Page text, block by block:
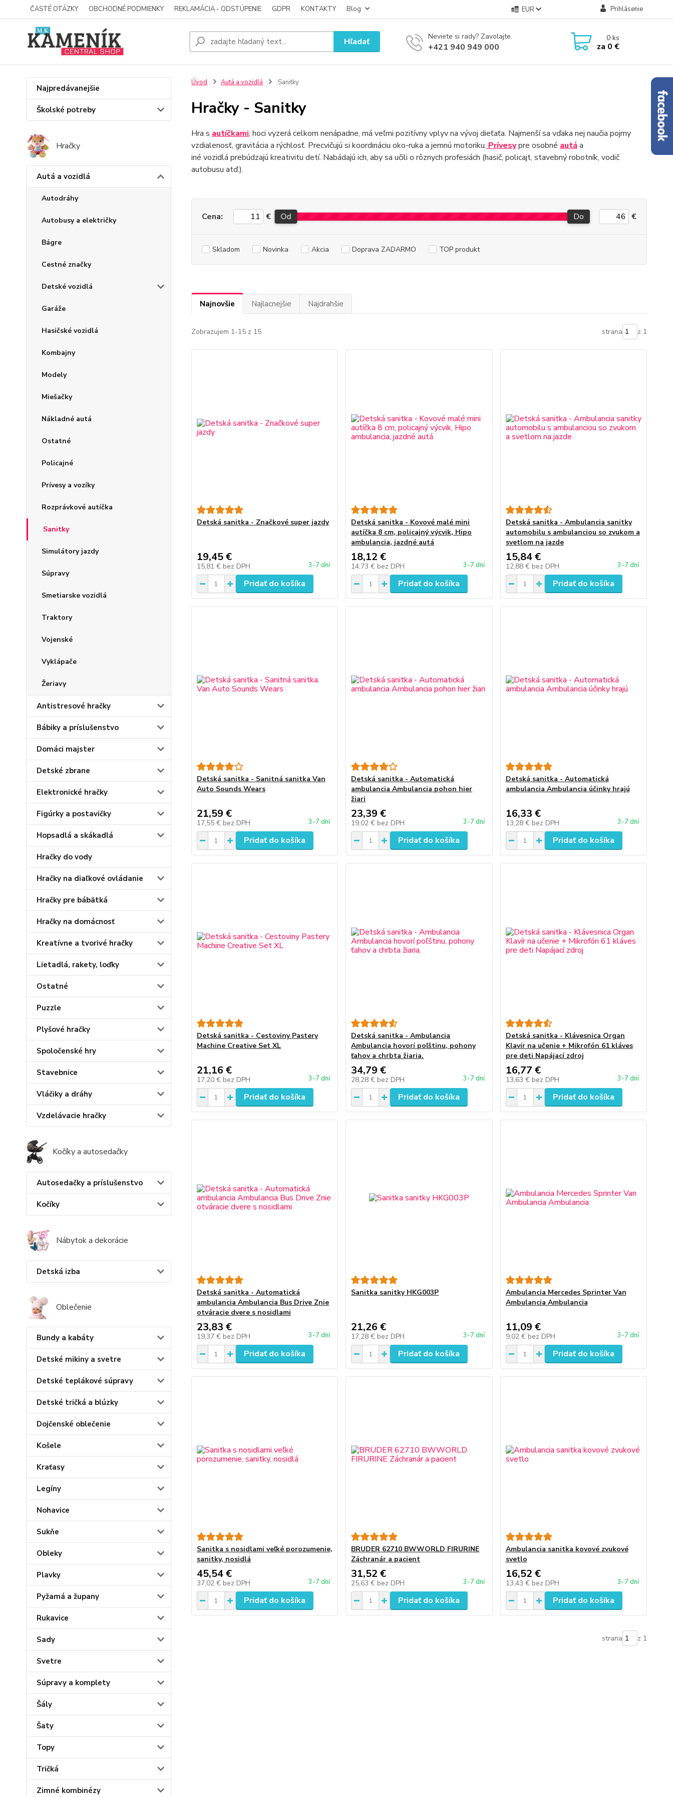
ČASTÉ OTÁZKY OBCHODNÉ PODMIENKY REKLAMÁCIA - ODSTÚPENIE GDPR KONTAKTY Blog EUR Prihlásenie
Hľadať Neviete si rady? Zavolajte.
+421 940 949 000
0ks
za 0 €
Najpredávanejšie
Školské potreby
Hračky
Autá a vozidlá
Autodráhy
Autobusy a električky
Bágre
Cestné značky
Detské vozidlá
Garáže
Hasičské vozidlá
Kombajny
Modely
Miešačky
Nákladné autá
Ostatné
Policajné
Prívesy a vozíky
Rozprávkové autíčka
Sanitky
Simulátory jazdy
Súpravy
Smetiarske vozidlá
Traktory
Vojenské
Vyklápače
Žeriavy
Antistresové hračky
Bábiky a príslušenstvo
Domáci majster
Detské zbrane
Elektronické hračky
Figúrky a postavičky
Hopsadlá a skákadlá
Hračky do vody
Hračky na diaľkové ovládanie
Hračky pre bábätká
Hračky na domácnosť
Kreatívne a tvorivé hračky
Lietadlá, rakety, loďky
Ostatné
Puzzle
Plyšové hračky
Spoločenské hry
Stavebnice
Vláčiky a dráhy
Vzdelávacie hračky
Kočíky a autosedačky
Autosedačky a príslušenstvo
Kočíky
Nábytok a dekorácie
Detská izba
Oblečenie
Bundy a kabáty
Detské mikiny a svetre
Detské teplákové súpravy
Detské tričká a blúzky
Dojčenské oblečenie
Košele
Kraťasy
Legíny
Nohavice
Sukňe
Obleky
Plavky
Pyžamá a župany
Rukavice
Sady
Svetre
Súpravy a komplety
Šály
Šaty
Topy
Tričká
Zimné kombinézy
Úvod Autá a vozidlá Sanitky
Hračky - Sanitky
Hra s autíčkami, hoci vyzerá celkom nenápadne, má veľmi pozitívny vplyv na vývoj dieťaťa. Najmenší sa vďaka nej naučia pojmy
vzdialenosť, gravitácia a rýchlosť. Precvičujú si koordináciu oko-ruka a jemnú motoriku. Prívesypre osobné autá a
iné vozidlá prebúdzajú kreativitu detí. Nabádajú ich, aby sa učili o rôznych profesiách (hasič, policajt, ​​stavebný robotník, vodič
autobusu atď.).
Cena: € Od Do €
Skladom Novinka Akcia Doprava ZADARMO TOP produkt
Najnovšie Najlacnejšie Najdrahšie
Zobrazujem 1-15 z 15 strana z 1
Detská sanitka - Značkové super jazdy
19,45 €
15,81 € bez DPH 3-7 dní
Pridať do košíka
Detská sanitka - Kovové malé mini
autíčka 8 cm, policajný výcvik, Hipo
ambulancia, jazdné autá
18,12 €
14,73 € bez DPH 3-7 dní
Pridať do košíka
Detská sanitka - Ambulancia sanitky
automobilu s ambulanciou so zvukom a
svetlom na jazde
15,84 €
12,88 € bez DPH 3-7 dní
Pridať do košíka
Detská sanitka - Sanitná sanitka Van
Auto Sounds Wears
21,59 €
17,55 € bez DPH 3-7 dní
Pridať do košíka
Detská sanitka - Automatická
ambulancia Ambulancia pohon hier
žiari
23,39 €
19,02 € bez DPH 3-7 dní
Pridať do košíka
Detská sanitka - Automatická
ambulancia Ambulancia účinky hrajú
16,33 €
13,28 € bez DPH 3-7 dní
Pridať do košíka
Detská sanitka - Cestoviny Pastery
Machine Creative Set XL
21,16 €
17,20 € bez DPH 3-7 dní
Pridať do košíka
Detská sanitka - Ambulancia
Ambulancia hovorí poľštinu, pohony
ťahov a chrbta žiaria.
34,79 €
28,28 € bez DPH 3-7 dní
Pridať do košíka
Detská sanitka - Klávesnica Organ
Klavír na učenie + Mikrofón 61 kláves
pre deti Napájací zdroj
16,77 €
13,63 € bez DPH 3-7 dní
Pridať do košíka
Detská sanitka - Automatická
ambulancia Ambulancia Bus Drive Znie
otváracie dvere s nosidlami
23,83 €
19,37 € bez DPH 3-7 dní
Pridať do košíka
Sanitka sanitky HKG003P
21,26 €
17,28 € bez DPH 3-7 dní
Pridať do košíka
Ambulancia Mercedes Sprinter Van
Ambulancia Ambulancia
11,09 €
9,02 € bez DPH 3-7 dní
Pridať do košíka
Sanitka s nosidlami veľké porozumenie,
sanitky, nosidlá
45,54 €
37,02 € bez DPH 3-7 dní
Pridať do košíka
BRUDER 62710 BWWORLD FIRURINE
Záchranár a pacient
31,52 €
25,63 € bez DPH 3-7 dní
Pridať do košíka
Ambulancia sanitka kovové zvukové
svetlo
16,52 €
13,43 € bez DPH 3-7 dní
Pridať do košíka
strana z 1